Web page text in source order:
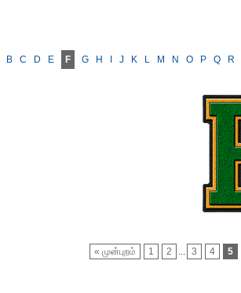
B C D E F G H J K L M N O P Q R
« முன்புறம் 1 2 ... 3 4 5